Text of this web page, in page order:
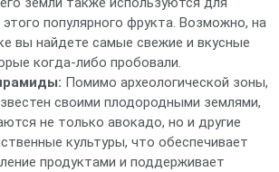
популярного фрукта. Возможно, на
вы найдете самые свежие и вкусные
когда-либо пробовали.
Помимо археологической зоны,
своими плодородными землями,
не только авокадо, но и другие
культуры, что обеспечивает
продуктами и поддерживает